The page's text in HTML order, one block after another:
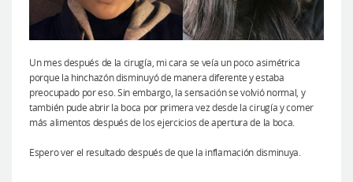
Un mes después de la cirugía, mi cara se veía un poco asimétrica
porque la hinchazón disminuyó de manera diferente y estaba
preocupado por eso. Sin embargo, la sensación se volvió normal, y
también pude abrir la boca por primera vez desde la cirugía y comer
más alimentos después de los ejercicios de apertura de la boca.
Espero ver el resultado después de que la inflamación disminuya.